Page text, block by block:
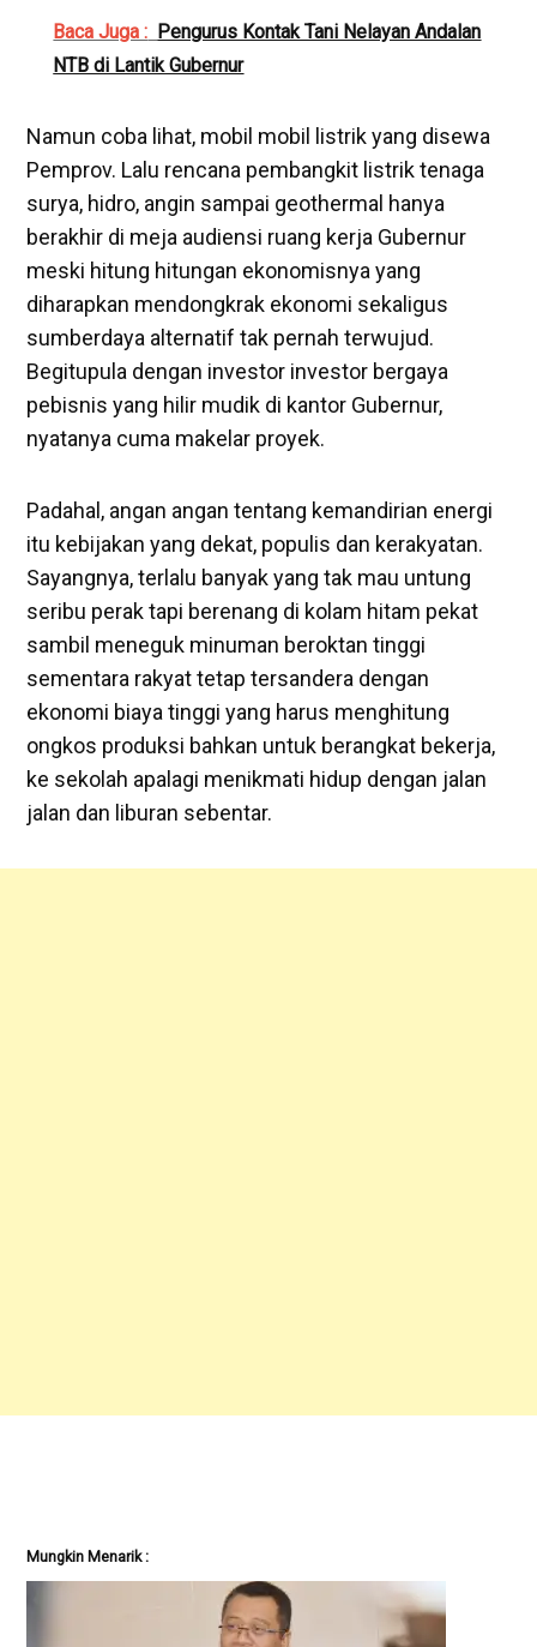
Baca Juga : Pengurus Kontak Tani Nelayan Andalan
NTB di Lantik Gubernur
Namun coba lihat, mobil mobil listrik yang disewa
Pemprov. Lalu rencana pembangkit listrik tenaga
surya, hidro, angin sampai geothermal hanya
berakhir di meja audiensi ruang kerja Gubernur
meski hitung hitungan ekonomisnya yang
diharapkan mendongkrak ekonomi sekaligus
sumberdaya alternatif tak pernah terwujud.
Begitupula dengan investor investor bergaya
pebisnis yang hilir mudik di kantor Gubernur,
nyatanya cuma makelar proyek.
Padahal, angan angan tentang kemandirian energi
itu kebijakan yang dekat, populis dan kerakyatan.
Sayangnya, terlalu banyak yang tak mau untung
seribu perak tapi berenang di kolam hitam pekat
sambil meneguk minuman beroktan tinggi
sementara rakyat tetap tersandera dengan
ekonomi biaya tinggi yang harus menghitung
ongkos produksi bahkan untuk berangkat bekerja,
ke sekolah apalagi menikmati hidup dengan jalan
jalan dan liburan sebentar.
Mungkin Menarik :